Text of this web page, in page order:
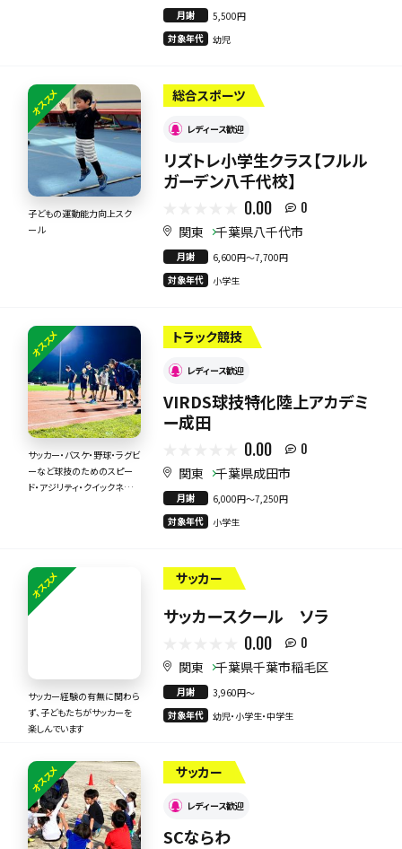
月謝
5,500円
対象年代
幼児
オススメ
子どもの運動能力向上スク
ール
総合スポーツ
レディース歓迎
リズトレ小学生クラス【フルル
ガーデン八千代校】
0.00 0
関東 千葉県八千代市
月謝
6,600円〜7,700円
対象年代
小学生
オススメ
サッカー・バスケ・野球・ラグビ
ーなど球技のためのスピー
ド・アジリティ・クイックネス・
トラック競技
レディース歓迎
VIRDS球技特化陸上アカデミ
ー成田
0.00 0
関東 千葉県成田市
月謝
6,000円〜7,250円
対象年代
小学生
オススメ
サッカー経験の有無に関わら
ず、子どもたちがサッカーを
楽しんでいます
サッカー
サッカースクール ソラ
0.00 0
関東 千葉県千葉市稲毛区
月謝
3,960円〜
対象年代
幼児・小学生・中学生
オススメ サッカー
レディース歓迎
SCならわ